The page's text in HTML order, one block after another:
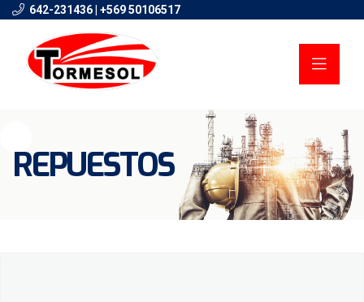
642-231436 | +569 50106517
REPUESTOS